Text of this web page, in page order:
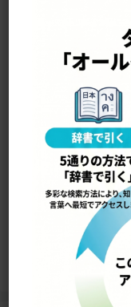
yʉ̂ak เยือก
すごく寒い